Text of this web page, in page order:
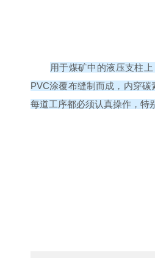
用于煤矿中的液压支柱
PVC涂覆布缝制而成，内穿
每道工序都必须认真操作，特